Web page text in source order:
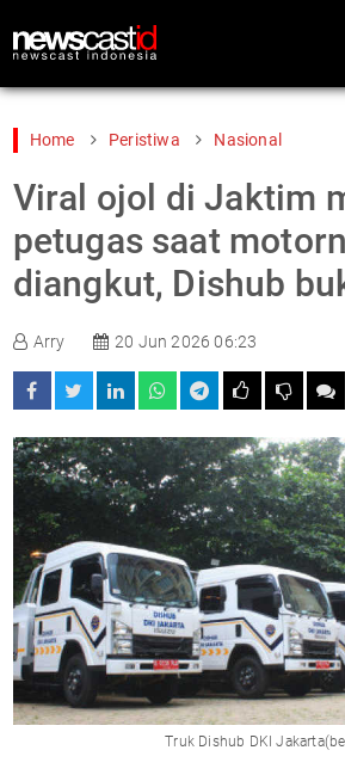
Home
Gaya Hidup
Games
Foto
Home Peristiwa Nasional
Viral ojol di Jaktim
petugas saat
diangkut, Dishub
Arry 20 Jun 2026 06:23
Truk Dishub DKI